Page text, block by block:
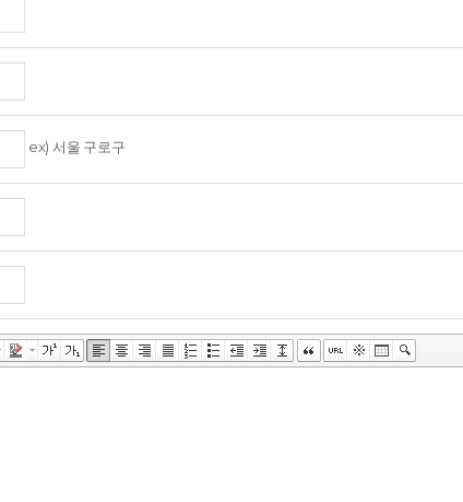
ex) 서울 구로구